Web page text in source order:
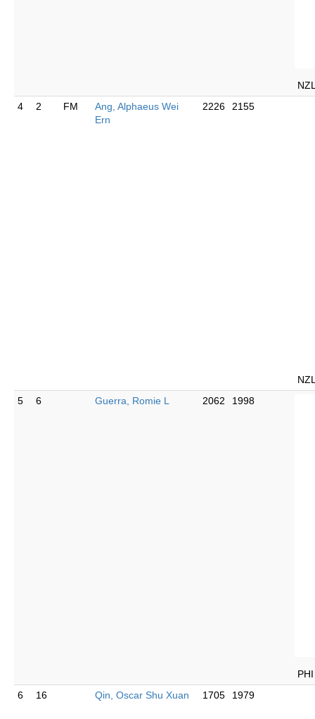
4
2 FM
Ang, Alphaeus Wei
Ern
2226 2155
5
6 Guerra, Romie L 2062 1998
PHI
6
16 Qin, Oscar Shu Xuan 1705 1979